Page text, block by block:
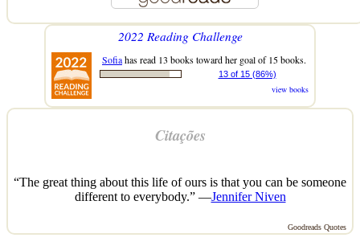
2022 Reading Challenge
Sofiahas read 13 books toward her goal of 15 books.
13 of 15 (86%)
view books
Citações
“The great thing about this life of ours is that you can be someone
different to everybody.” —Jennifer Niven
Goodreads Quotes